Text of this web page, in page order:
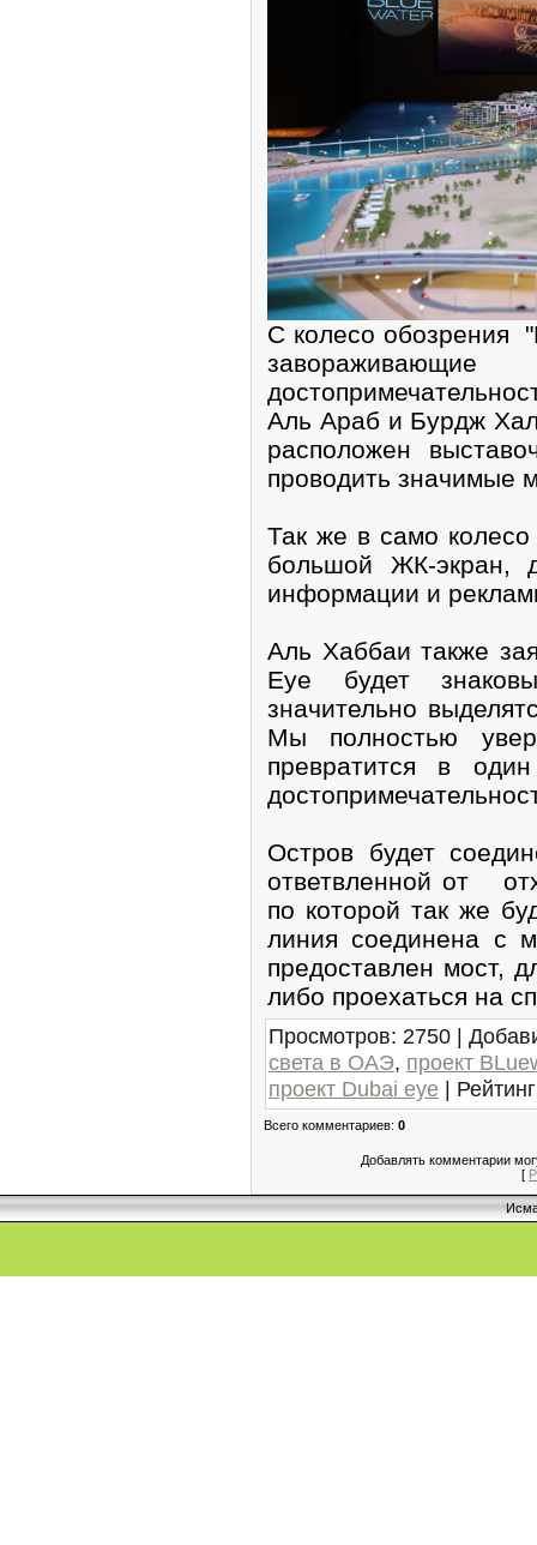
С колесо обозрения
Аль Араб и Бурдж
расположен
проводить значимые
Так же в само колесо
большой ЖК-экран,
информации и
Аль Хаббаи также
Eye будет
значительно
Мы полностью
превратится в
Остров будет
ответвленной от
по которой так же
линия соединена с
предоставлен мост,
либо проехаться на
Просмотров: 2750 |
света в ОАЭ, проект
проект Dubai eye | Рейтинг
Всего комментариев: 0
Добавлять комментарии
[